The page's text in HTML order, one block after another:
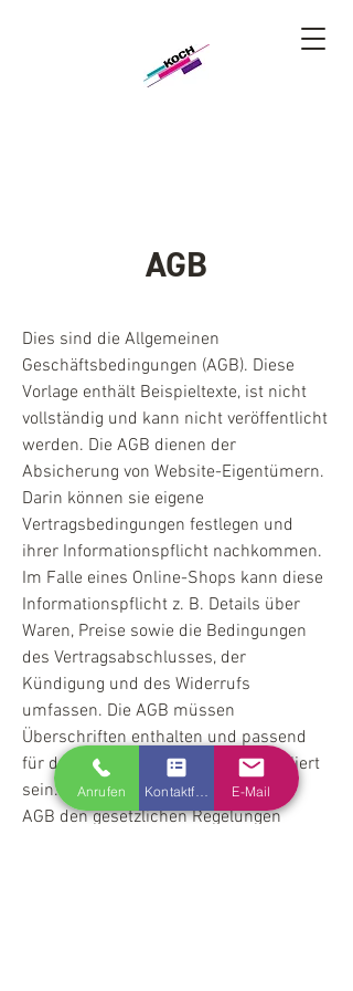
AGB
Dies sind die Allgemeinen
Geschäftsbedingungen (AGB). Diese
Vorlage enthält Beispieltexte, ist nicht
vollständig und kann nicht veröffentlicht
werden. Die AGB dienen der
Absicherung von Website-Eigentümern.
Darin können sie eigene
Vertragsbedingungen festlegen und
ihrer Informationspflicht nachkommen.
Im Falle eines Online-Shops kann diese
Informationspflicht z. B. Details über
Waren, Preise sowie die Bedingungen
des Vertragsabschlusses, der
Kündigung und des Widerrufs
umfassen. Die AGB müssen
Überschriften enthalten und passend
für das eigene Unternehmen formuliert
sein. Um sicherzugehen, dass deine
AGB den gesetzlichen Regelungen
Anrufen E-Mail